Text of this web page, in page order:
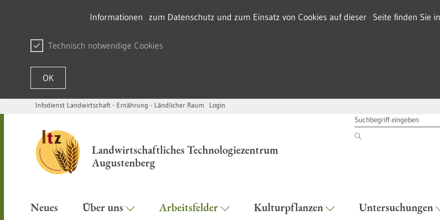
Informationen zum Datenschutz und zum Einsatz von Cookies auf dieser Seite finden Sie
Technisch notwendige Cookies
OK
Zum Inhalt springen
Infodienst Landwirtschaft - Ernährung - Ländlicher Raum Login
Landwirtschaftliches Technologiezentrum
Augustenberg
SUCHBEGRIFF
Neues Über uns Arbeitsfelder Kulturpflanzen Untersuchungen